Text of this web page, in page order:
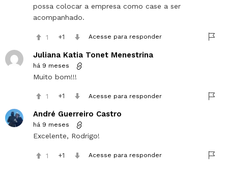
possa colocar a empresa como case a ser
acompanhado.
1 1 Acesse para responder
Juliana Katia Tonet Menestrina
há 9 meses
Muito bom!!!
1 1 Acesse para responder
André Guerreiro Castro
há 9 meses
Excelente, Rodrigo!
1 1 Acesse para responder